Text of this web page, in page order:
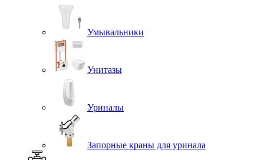
Умывальники
Унитазы
Уриналы
Запорные краны для уринала